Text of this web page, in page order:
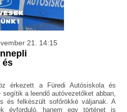
21. 14:15
és
érkezett a Füredi Autósiskola és
a leendő autóvezetőket abban,
és felkészült sofőrökké váljanak. A
évforduló, hanem egy történet is